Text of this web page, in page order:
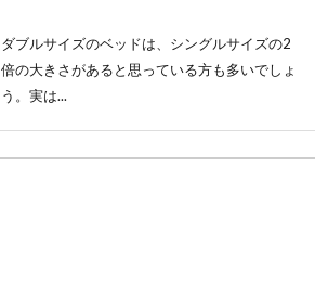
ダブルサイズのベッドは、シングルサイズの2
倍の大きさがあると思っている方も多いでしょ
う。実は...